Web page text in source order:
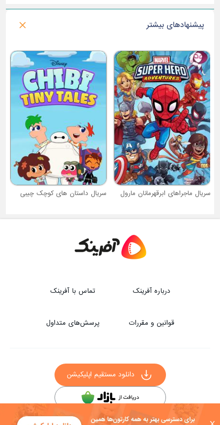
پیشنهادهای بیشتر
سریال ماجراهای ابرقهرمانان مارول سریال داستان های کوچک چیبی
درباره آفرینک تماس با آفرینک
قوانین و مقررات پرسش‌های متداول
دانلود مستقیم اپلیکیشن
سایر راه‌های دانلود آفرینک